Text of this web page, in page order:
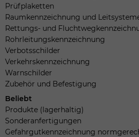
Prüfplaketten
Raumkennzeichnung und
Rettungs- und
Rohrleitungskennzeichnung
Verbotsschilder
Verkehrskennzeichnung
Warnschilder
Zubehör und Befestigung
Beliebt
Produkte (lagerhaltig)
Sonderanfertigungen
Gefahrgutkennzeichnung